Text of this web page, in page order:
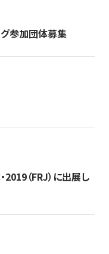
参加団体募集
2019（FRJ）に出展し